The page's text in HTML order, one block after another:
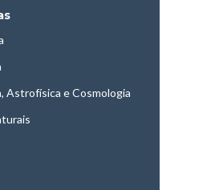
Astrofísica e Cosmologia